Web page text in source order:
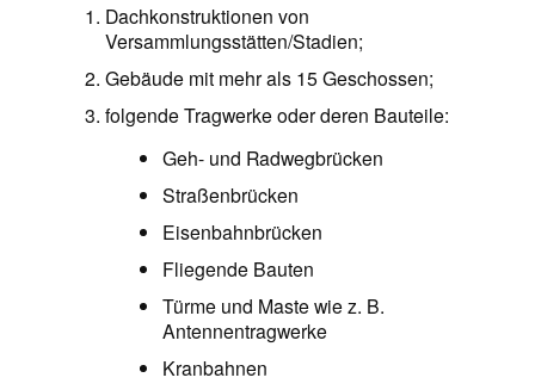
Dachkonstruktionen von
Versammlungsstätten/Stadien;
Gebäude mit mehr als 15 Geschossen;
folgende Tragwerke oder deren Bauteile:
Geh- und Radwegbrücken
Straßenbrücken
Eisenbahnbrücken
Fliegende Bauten
Türme und Maste wie z. B.
Antennentragwerke
Kranbahnen